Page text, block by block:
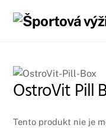
OstroVit Pill
Tento produkt nie je